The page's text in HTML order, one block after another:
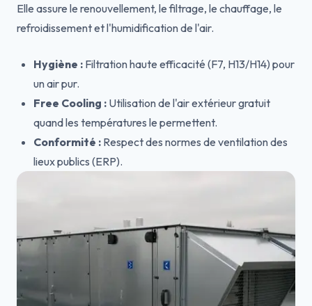
Elle assure le renouvellement, le filtrage, le chauffage, le
refroidissement et l'humidification de l'air.
Hygiène : Filtration haute efficacité (F7, H13/H14) pour
un air pur.
Free Cooling : Utilisation de l'air extérieur gratuit
quand les températures le permettent.
Conformité : Respect des normes de ventilation des
lieux publics (ERP).